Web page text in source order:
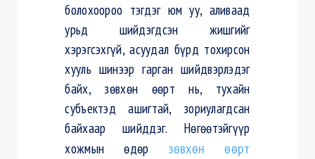
болохоороо тэгдэг юм уу, аливаад
урьд шийдэгдсэн жишгийг
хэрэгсэхгүй, асуудал бүрд тохирсон
хууль шинээр гарган шийдвэрлэдэг
байх, зөвхөн өөрт нь, тухайн
субъектэд ашигтай, зориулагдсан
байхаар шийддэг. Нөгөөтэйгүүр
хожмын өдөр зөвхөн өөрт